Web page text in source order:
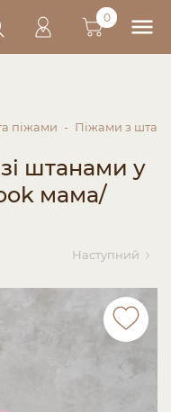
0
піжами Піжами з
штанами у
мама/
Наступний